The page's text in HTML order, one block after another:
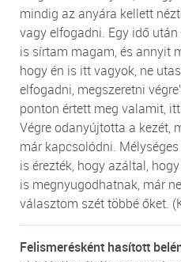
mindig az anyára kellett
vagy elfogadni. Egy idő
is sírtam magam, és annyit
hogy én is itt vagyok, ne
elfogadni, megszeretni
ponton értett meg valamit,
Végre odanyújtotta a kezét,
már kapcsolódni.
is érezték, hogy azáltal,
is megnyugodhatnak, már
választom szét többé őket.
Felismerésként hasított